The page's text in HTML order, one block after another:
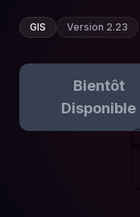
GIS Version 2.23
Bientôt
Disponible